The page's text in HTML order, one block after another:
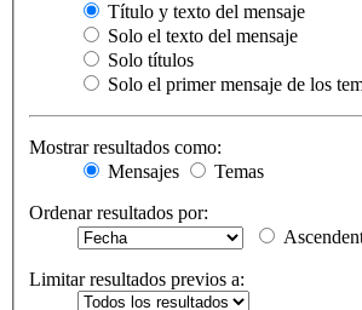
Título y texto del mensaje
Solo el texto del mensaje
Solo títulos
Solo el primer mensaje de los
Mostrar resultados como:
Mensajes
Temas
Ordenar resultados por:
Limitar resultados previos a: